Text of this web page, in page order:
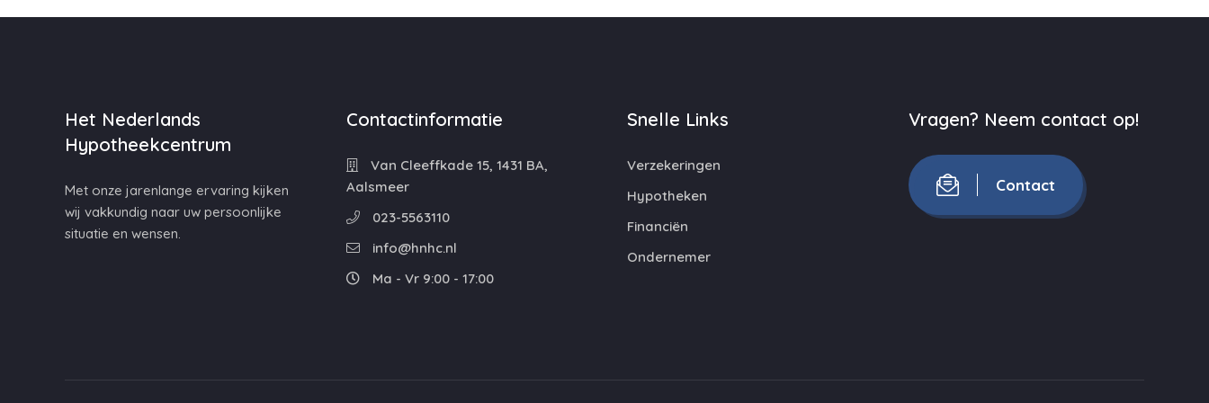
Het Nederlands
Hypotheekcentrum
Met onze jarenlange ervaring kijken
wij vakkundig naar uw persoonlijke
situatie en wensen.
Contactinformatie
Van Cleeffkade 15, 1431 BA,
Aalsmeer
023-5563110
info@hnhc.nl
Ma - Vr 9:00 - 17:00
Snelle Links
Verzekeringen
Hypotheken
Financiën
Ondernemer
Vragen? Neem contact op!
Contact